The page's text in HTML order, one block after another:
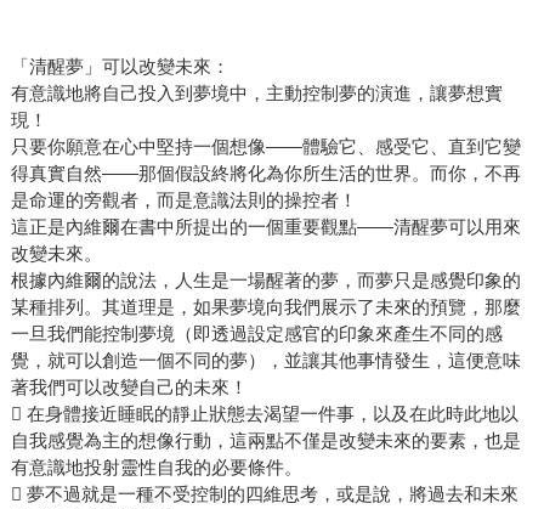
「清醒夢」可以改變未來：
有意識地將自己投入到夢境中，主動控制夢的演進，讓夢想實
現！
只要你願意在心中堅持一個想像——體驗它、感受它、直到它變
得真實自然——那個假設終將化為你所生活的世界。而你，不再
是命運的旁觀者，而是意識法則的操控者！
這正是內維爾在書中所提出的一個重要觀點——清醒夢可以用來
改變未來。
根據內維爾的說法，人生是一場醒著的夢，而夢只是感覺印象的
某種排列。其道理是，如果夢境向我們展示了未來的預覽，那麼
一旦我們能控制夢境（即透過設定感官的印象來產生不同的感
覺，就可以創造一個不同的夢），並讓其他事情發生，這便意味
著我們可以改變自己的未來！
 在身體接近睡眠的靜止狀態去渴望一件事，以及在此時此地以
自我感覺為主的想像行動，這兩點不僅是改變未來的要素，也是
有意識地投射靈性自我的必要條件。
 夢不過就是一種不受控制的四維思考，或是說，將過去和未來